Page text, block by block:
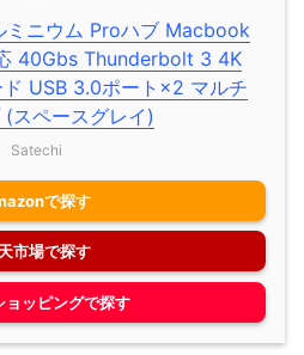
ニウム Proハブ Macbook
40Gbs Thunderbolt 3 4K
USB 3.0ポート×2 マルチ
(スペースグレイ)
Satechi
で探す
市場で探す
ッピングで探す